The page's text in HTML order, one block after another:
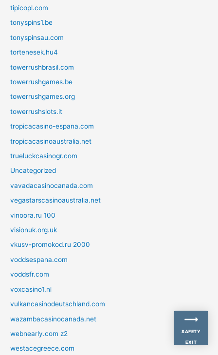
tipicopl.com
tonyspins1.be
tonyspinsau.com
tortenesek.hu4
towerrushbrasil.com
towerrushgames.be
towerrushgames.org
towerrushslots.it
tropicacasino-espana.com
tropicacasinoaustralia.net
trueluckcasinogr.com
Uncategorized
vavadacasinocanada.com
vegastarscasinoaustralia.net
vinoora.ru 100
visionuk.org.uk
vkusv-promokod.ru 2000
voddsespana.com
voddsfr.com
voxcasino1.nl
vulkancasinodeutschland.com
wazambacasinocanada.net
webnearly.com z2
westacegreece.com
SAFETY
EXIT